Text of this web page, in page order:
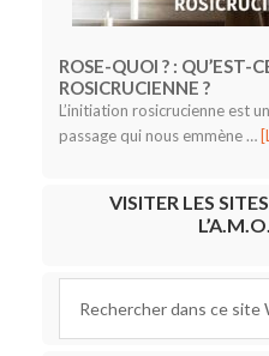
ROSE-QUOI ? : QU’EST-
ROSICRUCIENNE ?
L’initiation rosicrucienne est
passage qui nous emmène …
VISITER LES